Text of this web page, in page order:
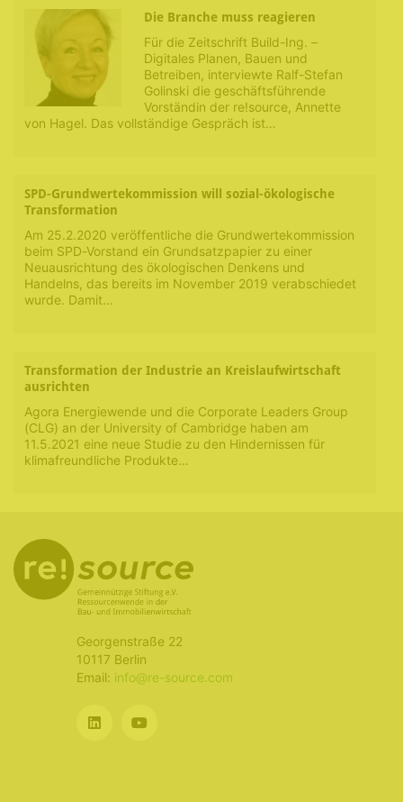
Die Branche muss reagieren
Für die Zeitschrift Build-Ing. –
Digitales Planen, Bauen und
Betreiben, interviewte Ralf-Stefan
Golinski die geschäftsführende
Vorständin der re!source, Annette
von Hagel. Das vollständige Gespräch ist…
SPD-Grundwertekommission will sozial-ökologische
Transformation
Am 25.2.2020 veröffentliche die Grundwertekommission
beim SPD-Vorstand ein Grundsatzpapier zu einer
Neuausrichtung des ökologischen Denkens und
Handelns, das bereits im November 2019 verabschiedet
wurde. Damit…
Transformation der Industrie an Kreislaufwirtschaft
ausrichten
Agora Energiewende und die Corporate Leaders Group
(CLG) an der University of Cambridge haben am
11.5.2021 eine neue Studie zu den Hindernissen für
klimafreundliche Produkte…
Georgenstraße 22
10117 Berlin
Email: info@re-source.com